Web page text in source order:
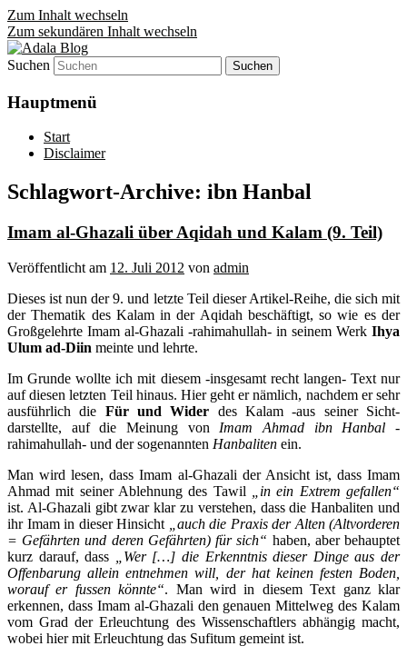
Zum Inhalt wechseln
Zum sekundären Inhalt wechseln
Adala Blog
Denn die Gerechtigkeit ist die Grundlage
von allem!
Suchen
Hauptmenü
Start
Disclaimer
Schlagwort-Archive: ibn Hanbal
Imam al-Ghazali über Aqidah und Kalam (9. Teil)
Veröffentlicht am 12. Juli 2012 von admin
Dieses ist nun der 9. und letzte Teil dieser Artikel-Reihe, die sich mit
der Thematik des Kalam in der Aqidah beschäftigt, so wie es der
Großgelehrte Imam al-Ghazali -rahimahullah- in seinem Werk Ihya
Ulum ad-Diin meinte und lehrte.
Im Grunde wollte ich mit diesem -insgesamt recht langen- Text nur
auf diesen letzten Teil hinaus. Hier geht er nämlich, nachdem er sehr
ausführlich die Für und Wider des Kalam -aus seiner Sicht-
darstellte, auf die Meinung von Imam Ahmad ibn Hanbal -
rahimahullah- und der sogenannten Hanbaliten ein.
Man wird lesen, dass Imam al-Ghazali der Ansicht ist, dass Imam
Ahmad mit seiner Ablehnung des Tawil
„in ein Extrem gefallen“
ist. Al-Ghazali gibt zwar klar zu verstehen, dass die Hanbaliten und
ihr Imam in dieser Hinsicht
„auch die Praxis der Alten (Altvorderen
= Gefährten und deren Gefährten) für sich“ haben, aber behauptet
kurz darauf, dass
„Wer […] die Erkenntnis dieser Dinge aus der
Offenbarung allein entnehmen will, der hat keinen festen Boden,
worauf er fussen könnte“. Man wird in diesem Text ganz klar
erkennen, dass Imam al-Ghazali den genauen Mittelweg des Kalam
vom Grad der Erleuchtung des Wissenschaftlers abhängig macht,
wobei hier mit Erleuchtung das Sufitum gemeint ist.